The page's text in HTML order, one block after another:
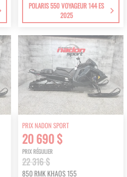
POLARIS 550 VOYAGEUR 144 ES
2025
PRIX NADON SPORT
20 690 $
PRIX RÉGULIER
22 316 $
850 RMK KHAOS 155